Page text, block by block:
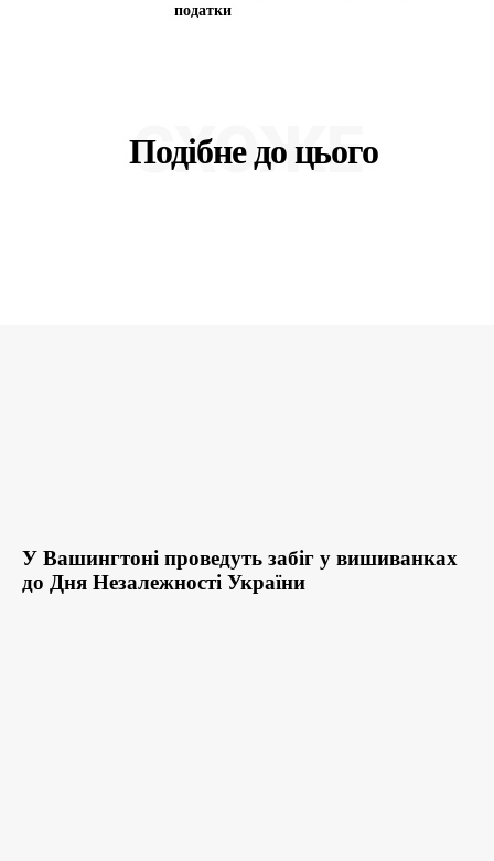
податки
Подібне до цього
СХОЖЕ
У Вашингтоні проведуть забіг у вишиванках
до Дня Незалежності України